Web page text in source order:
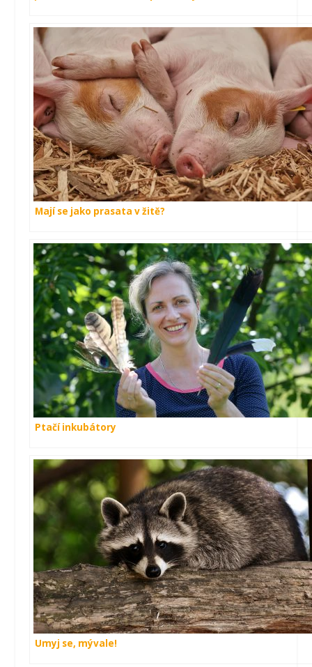
Mají se jako prasata v žitě?
Ptačí inkubátory
Umyj se, mývale!